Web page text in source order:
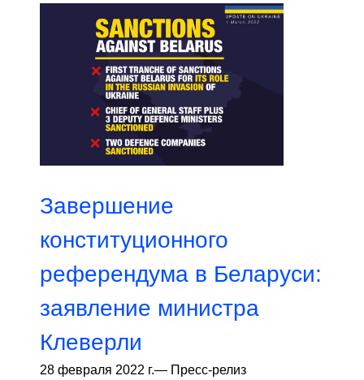
Завершение
конституционного
референдума в Беларуси:
заявление министра
Клеверли
28 февраля 2022 г.— Пресс-релиз